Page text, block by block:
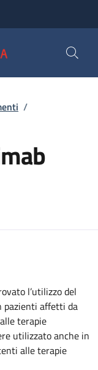
/
l’utilizzo del
pazienti affetti da
terapie
utilizzato anche in
alle terapie